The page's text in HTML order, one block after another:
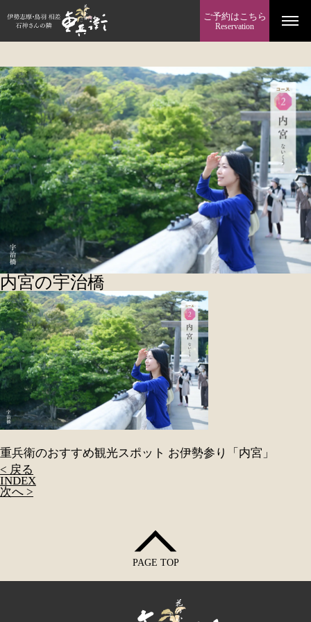
ご予約はこちら
Reservation
内宮の宇治橋
重兵衛のおすすめ観光スポット お伊勢参り「内宮」
< 戻る
INDEX
次へ >
PAGE TOP